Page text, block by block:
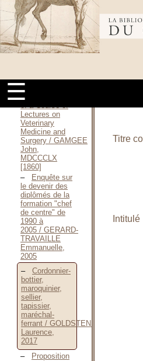
cheval
☰
d’équitation / Fédération
française
d’équitation,
Octobre 1989
Guide fédéral
du
2019
of a Course of
Lectures on
Veterinary
Medicine and
Surgery / GAMGEE
John,
MDCCCLX
[1860]
Enquête sur
le devenir des
diplômés de la
formation "chef
de centre" de
1990 à
2005 / GERARD-
TRAVAILLE
Emmanuelle,
2005
Cordonnier-
bottier,
maroquinier,
sellier,
tapissier,
maréchal-
ferrant / GOLDSTENNE
Laurence,
2017
Proposition
Titre
Intitulé